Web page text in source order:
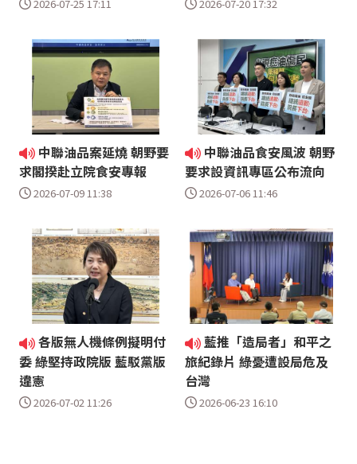
2026-07-25 17:11 2026-07-20 17:32
中聯油品案延燒 朝野要
求閣揆赴立院食安專報
2026-07-09 11:38
中聯油品食安風波 朝野
要求設資訊專區公布流向
2026-07-06 11:46
各版無人機條例擬明付
委 綠堅持政院版 藍駁黨版
違憲
2026-07-02 11:26
藍推「造局者」和平之
旅紀錄片 綠憂遭設局危及
台灣
2026-06-23 16:10